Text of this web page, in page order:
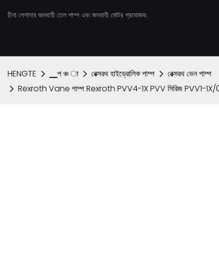
চীনা পেশাদার জলবাহী তেল পাম্প এবং জলবাহী মোটর প্রযোজক.
HENGTE ▁প ঞ্চ া রেক্সরথ হাইড্রোলিক পাম্প
রেক্সরথ ভেন পাম্প
Rexroth Vane পাম্প Rexroth PVV4-1X PVV সিরিজ PVV1-1X/